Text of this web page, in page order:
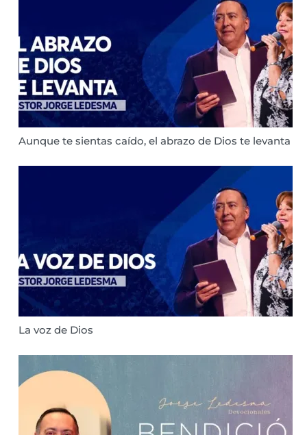
Aunque te sientas caído, el abrazo de Dios te levanta
La voz de Dios